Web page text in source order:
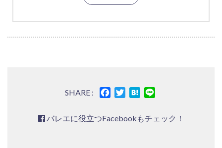
SHARE : FacebookTwitterHatena
バレエに役立つFacebookもチェック！